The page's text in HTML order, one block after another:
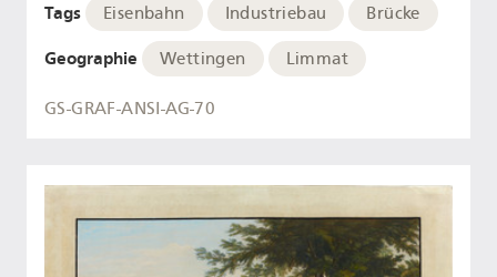
Tags Eisenbahn Industriebau Brücke
Geographie Wettingen Limmat
GS-GRAF-ANSI-AG-70